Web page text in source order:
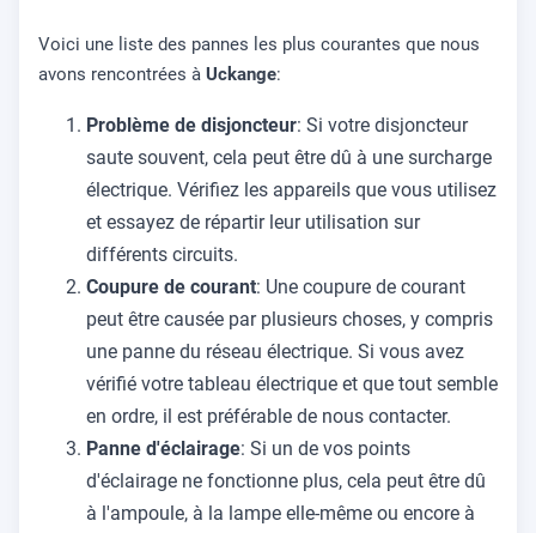
Voici une liste des pannes les plus courantes que nous
avons rencontrées à Uckange:
Problème de disjoncteur: Si votre disjoncteur
saute souvent, cela peut être dû à une surcharge
électrique. Vérifiez les appareils que vous utilisez
et essayez de répartir leur utilisation sur
différents circuits.
Coupure de courant: Une coupure de courant
peut être causée par plusieurs choses, y compris
une panne du réseau électrique. Si vous avez
vérifié votre tableau électrique et que tout semble
en ordre, il est préférable de nous contacter.
Panne d'éclairage: Si un de vos points
d'éclairage ne fonctionne plus, cela peut être dû
à l'ampoule, à la lampe elle-même ou encore à